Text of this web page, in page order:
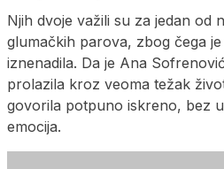
Njih dvoje važili su za jedan od
glumačkih parova, zbog čega
iznenadila. Da je Ana
prolazila kroz veoma težak
govorila potpuno iskreno, bez
emocija.